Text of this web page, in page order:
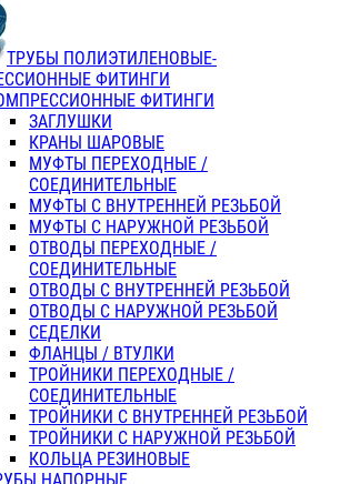
ТРУБЫ ПОЛИЭТИЛЕНОВЫЕ-
ФИТИНГИ
ФИТИНГИ
ЗАГЛУШКИ
КРАНЫ ШАРОВЫЕ
МУФТЫ ПЕРЕХОДНЫЕ /
СОЕДИНИТЕЛЬНЫЕ
МУФТЫ С ВНУТРЕННЕЙ РЕЗЬБОЙ
МУФТЫ С НАРУЖНОЙ РЕЗЬБОЙ
ОТВОДЫ ПЕРЕХОДНЫЕ /
СОЕДИНИТЕЛЬНЫЕ
ОТВОДЫ С ВНУТРЕННЕЙ РЕЗЬБОЙ
ОТВОДЫ С НАРУЖНОЙ РЕЗЬБОЙ
СЕДЕЛКИ
ФЛАНЦЫ / ВТУЛКИ
ТРОЙНИКИ ПЕРЕХОДНЫЕ /
СОЕДИНИТЕЛЬНЫЕ
ТРОЙНИКИ С ВНУТРЕННЕЙ РЕЗЬБОЙ
ТРОЙНИКИ С НАРУЖНОЙ РЕЗЬБОЙ
КОЛЬЦА РЕЗИНОВЫЕ